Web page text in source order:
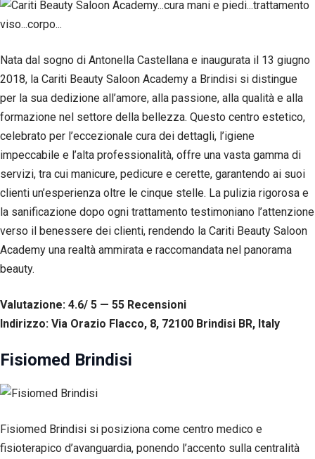
Nata dal sogno di Antonella Castellana e inaugurata il 13 giugno
2018, la Cariti Beauty Saloon Academy a Brindisi si distingue
per la sua dedizione all’amore, alla passione, alla qualità e alla
formazione nel settore della bellezza. Questo centro estetico,
celebrato per l’eccezionale cura dei dettagli, l’igiene
impeccabile e l’alta professionalità, offre una vasta gamma di
servizi, tra cui manicure, pedicure e cerette, garantendo ai suoi
clienti un’esperienza oltre le cinque stelle. La pulizia rigorosa e
la sanificazione dopo ogni trattamento testimoniano l’attenzione
verso il benessere dei clienti, rendendo la Cariti Beauty Saloon
Academy una realtà ammirata e raccomandata nel panorama
beauty.
Valutazione: 4.6/ 5 — 55 Recensioni
Indirizzo: Via Orazio Flacco, 8, 72100 Brindisi BR, Italy
Fisiomed Brindisi
Fisiomed Brindisi si posiziona come centro medico e
fisioterapico d’avanguardia, ponendo l’accento sulla centralità